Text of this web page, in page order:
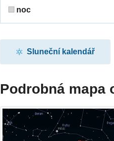
noc
Sluneční kalendář
Podrobná mapa